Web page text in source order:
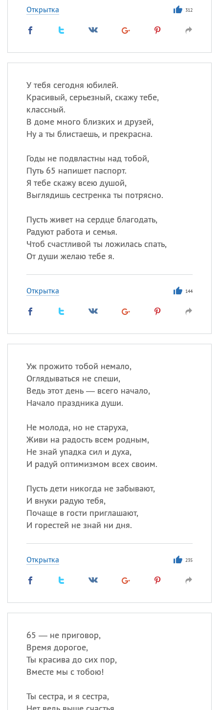
Открытка 312
У тебя сегодня юбилей.
Красивый, серьезный, скажу тебе,
классный.
В доме много близких и друзей,
Ну а ты блистаешь, и прекрасна.
Годы не подвластны над тобой,
Путь 65 напишет паспорт.
Я тебе скажу всею душой,
Выглядишь сестренка ты потрясно.
Пусть живет на сердце благодать,
Радуют работа и семья.
Чтоб счастливой ты ложилась спать,
От души желаю тебе я.
Открытка 144
Уж прожито тобой немало,
Оглядываться не спеши,
Ведь этот день — всего начало,
Начало праздника души.
Не молода, но не старуха,
Живи на радость всем родным,
Не знай упадка сил и духа,
И радуй оптимизмом всех своим.
Пусть дети никогда не забывают,
И внуки радую тебя,
Почаще в гости приглашают,
И горестей не знай ни дня.
Открытка 235
65 — не приговор,
Время дорогое,
Ты красива до сих пор,
Вместе мы с тобою!
Ты сестра, и я сестра,